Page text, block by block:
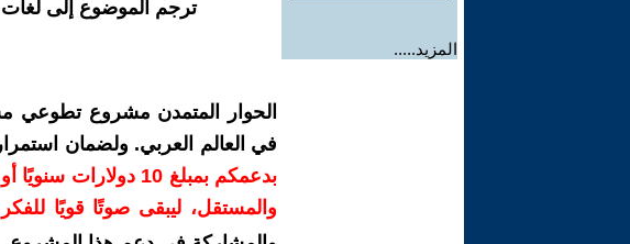
المزيد.....
ترجم الموضوع إلى
الحوار المتمدن مشروع تطوعي
في العالم العربي. ولضمان
بدعمكم بمبلغ 10
والمستقل، ليبقى صوتًا قويًا